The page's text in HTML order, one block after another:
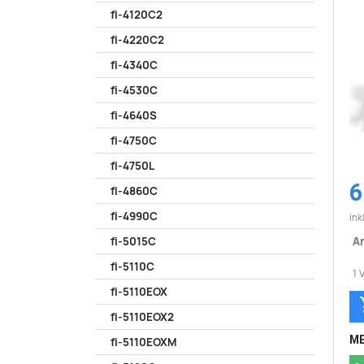
fi-4120C2
fi-4220C2
fi-4340C
fi-4530C
fi-4640S
fi-4750C
fi-4750L
fi-4860C
fi-4990C
fi-5015C
fi-5110C
fi-5110EOX
fi-5110EOX2
fi-5110EOXM
1